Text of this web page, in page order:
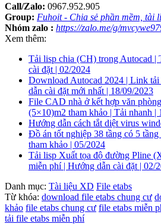
Call/Zalo: 0967.952.905
Group: Fuhoit - Chia sẻ phần mềm, tài
Nhóm zalo : https://zalo.me/g/
Xem thêm:
Tải lisp chia (CH) trong Autocad |
cài đặt | 02/2024
Download Autocad 2024 | Link
dẫn cài đặt mới nhất | 18/09/2023
File CAD nhà ở kết hợp văn
(5×10)m2 tham khảo | Tải nhanh |
Hướng dẫn cách tắt diệt virus
Đồ án tốt nghiệp 38 tầng có 5 tầng
tham khảo | 05/2024
Tải lisp Xuất tọa độ đường Pline
miễn phí | Hướng dẫn cài đặt | 02/
Danh mục: Tài liệu XD File etabs
Từ khóa: download file etabs chung cư
khảo file etabs chung cư file etabs miễn
tải file etabs miễn phí